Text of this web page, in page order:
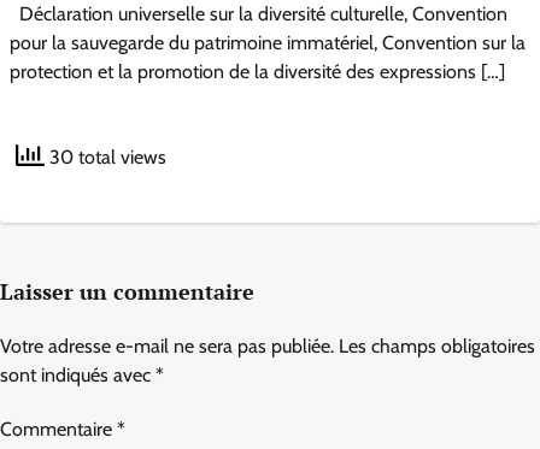
Déclaration universelle sur la diversité culturelle, Convention
pour la sauvegarde du patrimoine immatériel, Convention sur la
protection et la promotion de la diversité des expressions […]
30 total views
Laisser un commentaire
Votre adresse e-mail ne sera pas publiée. Les champs obligatoires
sont indiqués avec *
Commentaire *